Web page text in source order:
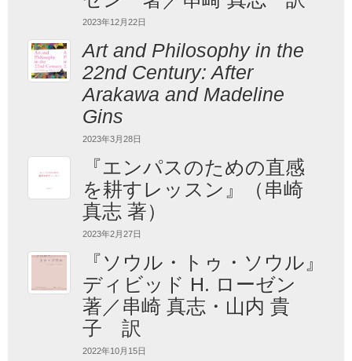
2023年12月22日
Art and Philosophy in the
22nd Century: After
Arakawa and Madeline
Gins
2023年3月28日
『エンパスのための直感
を耕すレッスン』（串崎
真志 著）
2023年2月27日
『ソウル・トゥ・ソウル』
ディビッド H. ローゼン
著／串崎 真志・山内 貴
子 訳
2022年10月15日